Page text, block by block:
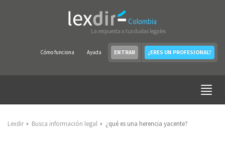
Colombia
La respuesta a tus dudas legales
Cómo funciona Ayuda ENTRAR ¿ERES UN PROFESIONAL?
Lexdir Busca información legal ¿qué es una herencia yacente?